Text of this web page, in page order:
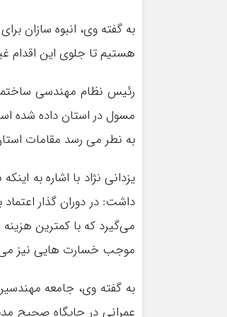
به گفته وی، انبوه سازان
هستیم تا جلوی این اقدام
رئیس نظام مهندسی
مسول در استان داده شده
به نطر می رسد مقامات
یزدانی نژاد با اشاره به
داشت: در دوران گذار
می‌گیرد که با کمترین
موجب خسارت هایی نیز
به گفته وی، جامعه
عمرانی در جایگاه صحیح